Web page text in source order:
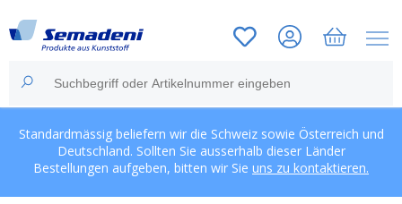
Standardmässig beliefern wir die Schweiz sowie Österreich und
Deutschland. Sollten Sie ausserhalb dieser Länder
Bestellungen aufgeben, bitten wir Sie uns zu kontaktieren.